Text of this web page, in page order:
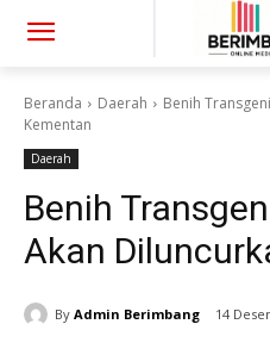
Beranda Daerah
Benih
Kementan
Daerah
Benih
Akan
By Admin Berimbang 14